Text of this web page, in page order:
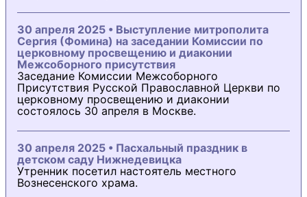
30 апреля 2025 • Выступление митрополита
Сергия (Фомина) на заседании Комиссии по
церковному просвещению и диаконии
Межсоборного присутствия
Заседание Комиссии Межсоборного
Присутствия Русской Православной Церкви по
церковному просвещению и диаконии
состоялось 30 апреля в Москве.
30 апреля 2025 • Пасхальный праздник в
детском саду Нижнедевицка
Утренник посетил настоятель местного
Вознесенского храма.